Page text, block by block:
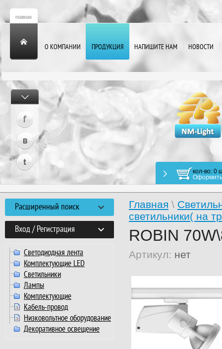
О КОМПАНИИ ПРОДУКЦИЯ НАПИШИТЕ НАМ НОВОСТИ
кол-во: 0
Оформить
Расширенный поиск
Вход / Регистрация
Светодиодная лента
Комплектующие LED
Светильники
Лампы
Комплектующие
Кабель-провод
Низковольтное оборудование
Декоративное освещение
Главная \
светильники( на
ROBIN
Артикул: нет